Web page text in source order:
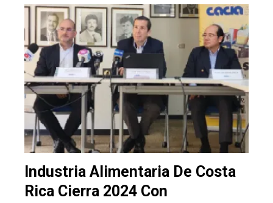
Industria Alimentaria De Costa
Rica Cierra 2024 Con